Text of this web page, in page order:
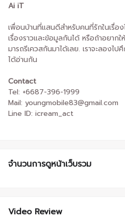
Ai iT
เพื่อนบ้านที่แสนดีสำหรับคนที่รักในเรื่อ
เรื่องราวและข้อมูลกันได้ หรือถ้าอยากใ
มารถรีเควสกันมาได้เลย. เราจะลองไป
ได้อ่านกัน
Contact
Tel: +6687-396-1999
Mail: youngmobile83@gmail.com
Line ID: icream_act
จำนวนการดูหน้าเว็บรวม
Video Review